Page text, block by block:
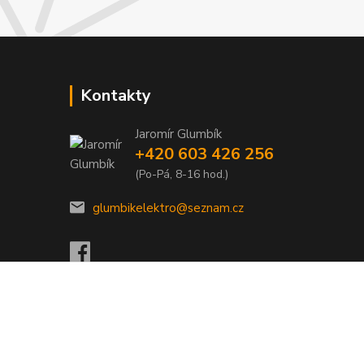
Kontakty
Jaromír Glumbík
+420 603 426 256
(Po-Pá, 8-16 hod.)
glumbikelektro@seznam.cz